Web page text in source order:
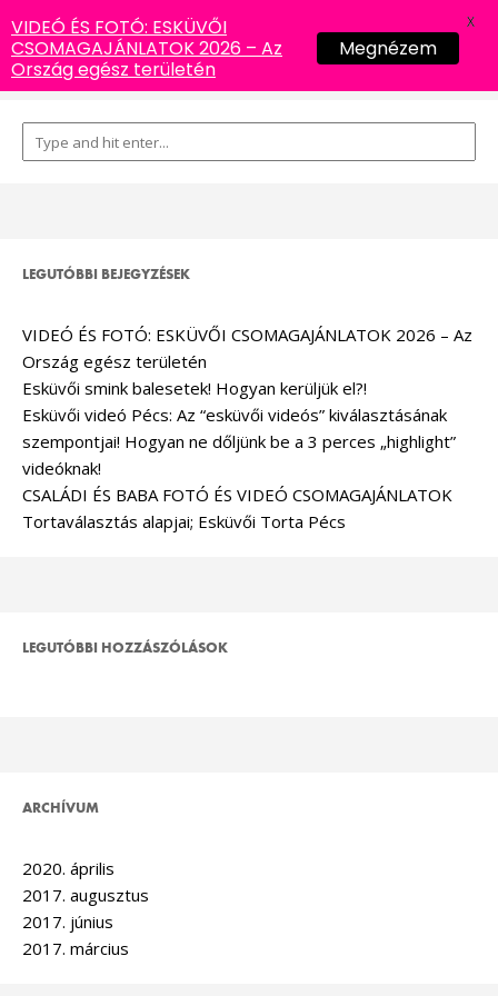
LEGUTÓBBI BEJEGYZÉSEK
VIDEÓ ÉS FOTÓ: ESKÜVŐI CSOMAGAJÁNLATOK 2026 – Az
Ország egész területén
Esküvői smink balesetek! Hogyan kerüljük el?!
Esküvői videó Pécs: Az “esküvői videós” kiválasztásának
szempontjai! Hogyan ne dőljünk be a 3 perces „highlight”
videóknak!
CSALÁDI ÉS BABA FOTÓ ÉS VIDEÓ CSOMAGAJÁNLATOK
Tortaválasztás alapjai; Esküvői Torta Pécs
LEGUTÓBBI HOZZÁSZÓLÁSOK
ARCHÍVUM
2020. április
2017. augusztus
2017. június
2017. március
VIDEÓ ÉS FOTÓ: ESKÜVŐI
CSOMAGAJÁNLATOK 2026 – Az
Ország egész területén
Megnézem
X